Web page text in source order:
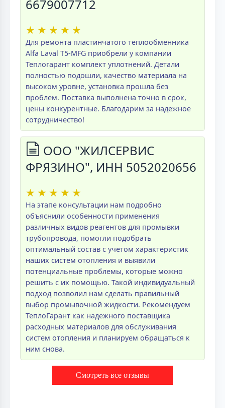
6679007712
★ ★ ★ ★ ★
Для ремонта пластинчатого теплообменника
Alfa Laval T5-MFG приобрели у компании
Теплогарант комплект уплотнений. Детали
полностью подошли, качество материала на
высоком уровне, установка прошла без
проблем. Поставка выполнена точно в срок,
цены конкурентные. Благодарим за надежное
сотрудничество!
ООО "ЖИЛСЕРВИС
ФРЯЗИНО", ИНН 5052020656
★ ★ ★ ★ ★
На этапе консультации нам подробно
объяснили особенности применения
различных видов реагентов для промывки
трубопровода, помогли подобрать
оптимальный состав с учетом характеристик
наших систем отопления и выявили
потенциальные проблемы, которые можно
решить с их помощью. Такой индивидуальный
подход позволил нам сделать правильный
выбор промывочной жидкости. Рекомендуем
ТеплоГарант как надежного поставщика
расходных материалов для обслуживания
систем отопления и планируем обращаться к
ним снова.
Смотреть все отзывы